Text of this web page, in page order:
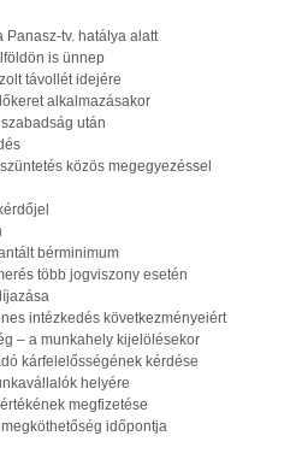
Panasz-tv. hatálya alatt
is ünnep
távollét idejére
alkalmazásakor
után
közös megegyezéssel
bérminimum
több jogviszony esetén
intézkedés következményeiért
– a munkahely kijelölésekor
kárfelelősségének kérdése
helyére
megfizetése
időpontja